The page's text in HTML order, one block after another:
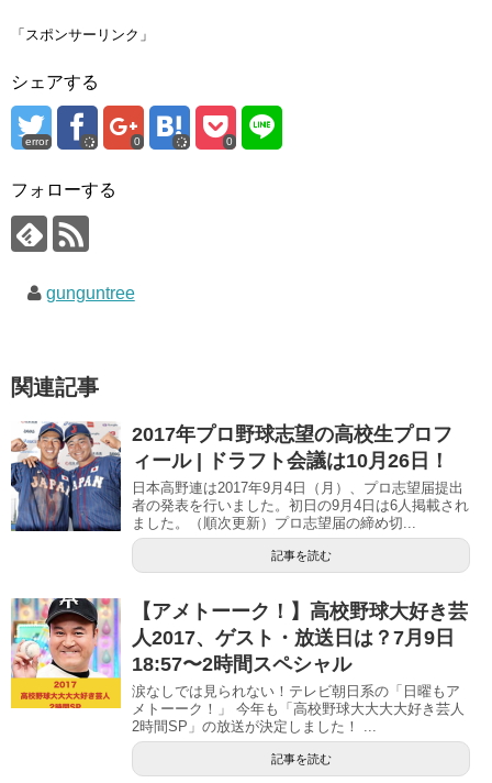
i
t
r
で
共
(
新
ウ
ィ
ン
ド
ウ
で
ま
す
で
共
は
ク
リ
ッ
て
く
い
ウ
す
)
共
有
新
「スポンサーリンク」
シェアする
error 0 0
フォローする
gunguntree
関連記事
2017年プロ野球志望の高校生プロフ
ィール | ドラフト会議は10月26日！
日本高野連は2017年9月4日（月）、プロ志望届提出
者の発表を行いました。初日の9月4日は6人掲載され
ました。（順次更新）プロ志望届の締め切...
記事を読む
【アメトーーク！】高校野球大好き芸
人2017、ゲスト・放送日は？7月9日
18:57〜2時間スペシャル
涙なしでは見られない！テレビ朝日系の「日曜もア
メトーーク！」 今年も「高校野球大大大大好き芸人
2時間SP」の放送が決定しました！ ...
記事を読む